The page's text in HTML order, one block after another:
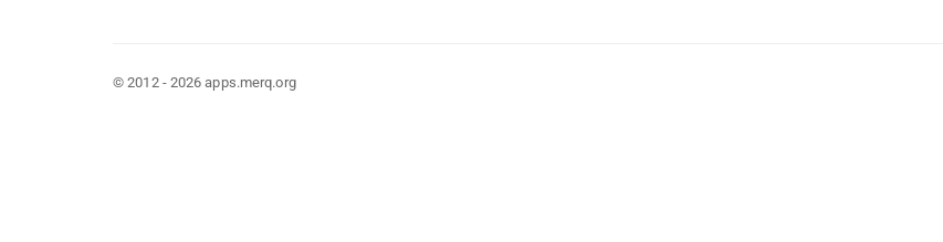
© 2012 - 2026 apps.merq.org